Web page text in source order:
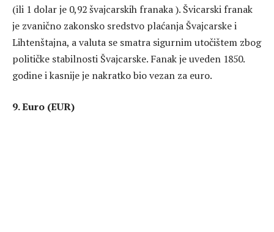
(ili 1 dolar je 0,92 švajcarskih franaka ). Švicarski franak
je zvanično zakonsko sredstvo plaćanja Švajcarske i
Lihtenštajna, a valuta se smatra sigurnim utočištem zbog
političke stabilnosti Švajcarske. Fanak je uveden 1850.
godine i kasnije je nakratko bio vezan za euro.
9. Euro (EUR)